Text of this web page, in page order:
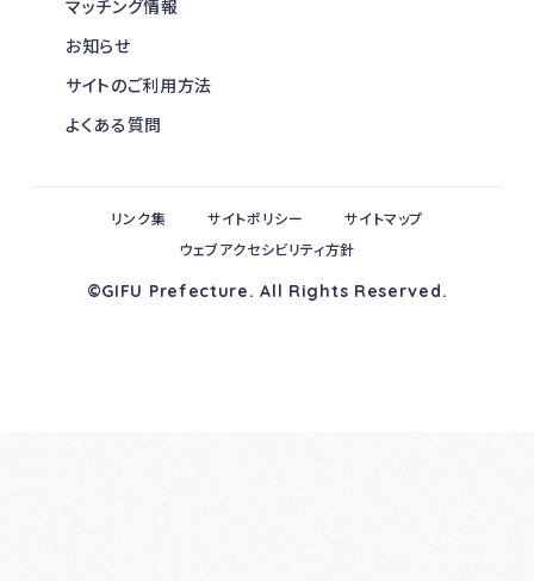
マッチング情報
お知らせ
サイトのご利用方法
よくある質問
©GIFU Prefecture. All Rights Reserved.
リンク集 サイトポリシー
サイトマップ
ウェブアクセシビリティ方針